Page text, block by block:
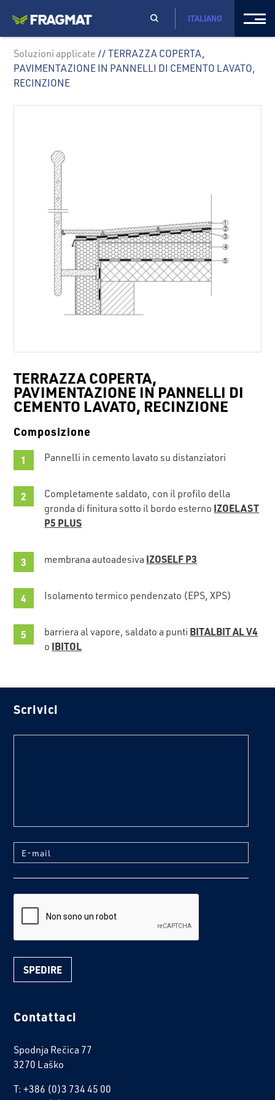
ITALIANO
Soluzioni applicate // TERRAZZA COPERTA,
PAVIMENTAZIONE IN PANNELLI DI CEMENTO LAVATO,
RECINZIONE
TERRAZZA COPERTA,
PAVIMENTAZIONE IN PANNELLI DI
CEMENTO LAVATO, RECINZIONE
Composizione
Pannelli in cemento lavato su distanziatori
Completamente saldato, con il profilo della
gronda di finitura sotto il bordo esterno IZOELAST
P5 PLUS
membrana autoadesiva IZOSELF P3
Isolamento termico pendenzato (EPS, XPS)
barriera al vapore, saldato a punti BITALBIT AL V4
o IBITOL
Scrivici
E-mail
Contattaci
Spodnja Rečica 77
3270 Laško
T: +386 (0)3 734 45 00